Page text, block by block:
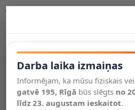
Salīdzināt
Vēlmju
saraksts
Valodas
Darba laika izmaiņas
Informējam, ka mūsu fiziskais
gatvē 195, Rīgā būs slēgts no
līdz 23. augustam ieskaitot.